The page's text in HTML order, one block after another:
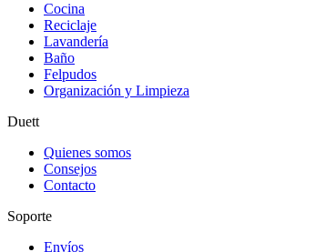
Cocina
Reciclaje
Lavandería
Baño
Felpudos
Organización y Limpieza
Duett
Quienes somos
Consejos
Contacto
Soporte
Envíos